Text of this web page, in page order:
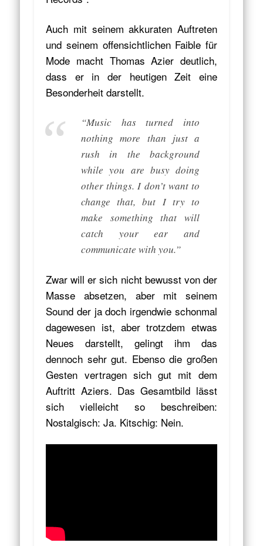
Auch mit seinem akkuraten Auftreten
und seinem offensichtlichen Faible für
Mode macht Thomas Azier deutlich,
dass er in der heutigen Zeit eine
Besonderheit darstellt.
“Music has turned into
nothing more than just a
rush in the background
while you are busy doing
other things. I don’t want to
change that, but I try to
make something that will
catch your ear and
communicate with you.”
Zwar will er sich nicht bewusst von der
Masse absetzen, aber mit seinem
Sound der ja doch irgendwie schonmal
dagewesen ist, aber trotzdem etwas
Neues darstellt, gelingt ihm das
dennoch sehr gut. Ebenso die großen
Gesten vertragen sich gut mit dem
Auftritt Aziers. Das Gesamtbild lässt
sich vielleicht so beschreiben:
Nostalgisch: Ja. Kitschig: Nein.